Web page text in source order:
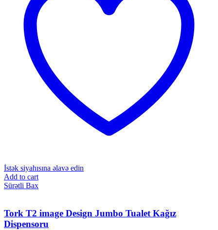
İstək siyahısına əlavə edin
Add to cart
Sürətli Bax
Tork T2 image Design Jumbo Tualet Kağız
Dispensoru